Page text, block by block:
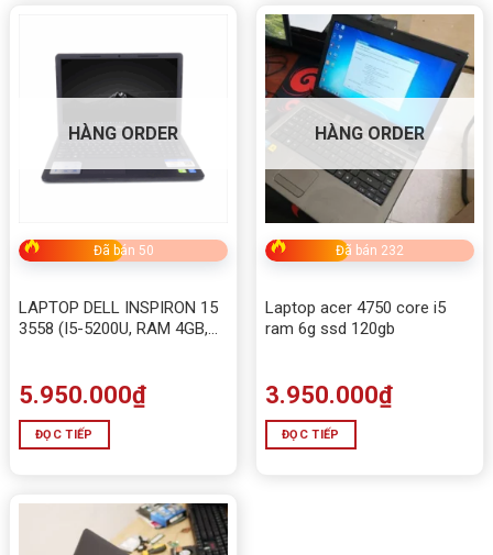
HÀNG ORDER
Đã bán 50
LAPTOP DELL INSPIRON 15
3558 (I5-5200U, RAM 4GB,
Chuyên Game và đồ họa
5.950.000₫
ĐỌC TIẾP
HÀNG ORDER
Đã bán 232
Laptop acer 4750 core i5
ram 6g ssd 120gb
3.950.000₫
ĐỌC TIẾP